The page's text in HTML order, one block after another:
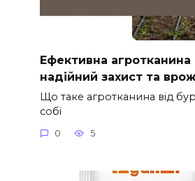
Ефективна агротканина
надійний захист та
Що таке агротканина від
собі
0 5